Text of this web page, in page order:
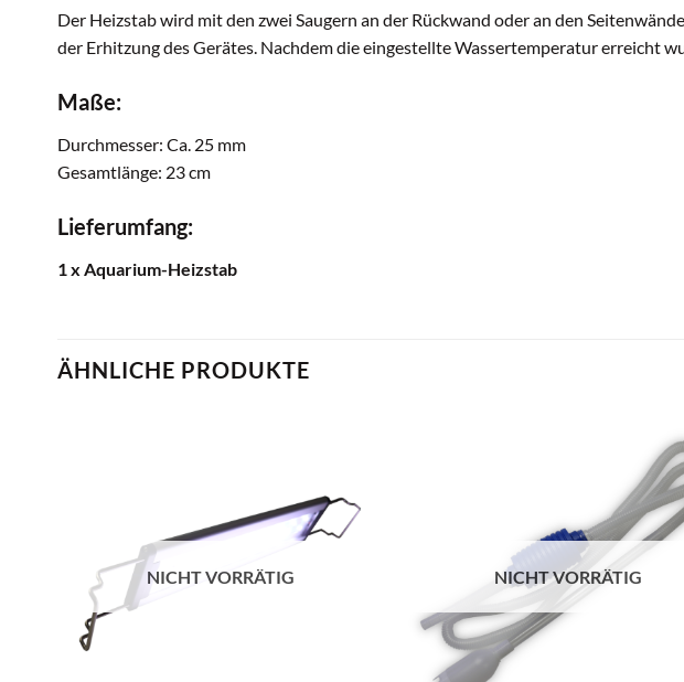
Der Heizstab wird mit den zwei Saugern an der Rückwand oder an den
der Erhitzung des Gerätes. Nachdem die eingestellte Wassertemperatur erreicht
Maße:
Durchmesser: Ca. 25 mm
Gesamtlänge: 23 cm
Lieferumfang:
1 x Aquarium-Heizstab
ÄHNLICHE PRODUKTE
NICHT VORRÄTIG NICHT VORRÄTIG